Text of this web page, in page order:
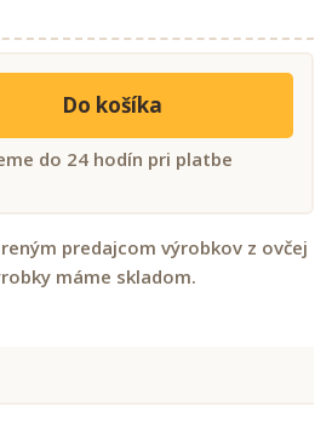
Do košíka
do 24 hodín pri platbe
predajcom výrobkov z ovčej
máme skladom.